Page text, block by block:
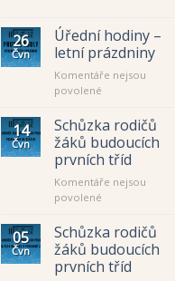
26
Čvn
Úřední hodiny –
letní prázdniny
Komentáře nejsou
povolenéu
s
názvem
Úřední
hodiny
–
letní
14
Čvn
Schůzka rodičů
žáků budoucích
prvních tříd
Komentáře nejsou
povolenéu
s
názvem
Schůzka
rodičů
05
Čvn
Schůzka rodičů
žáků budoucích
prvních tříd